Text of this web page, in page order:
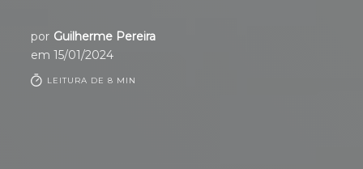
por Guilherme Pereira
em 15/01/2024
LEITURA DE 8 MIN